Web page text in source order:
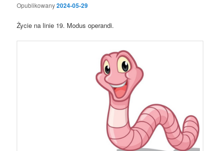
Opublikowany2024-05-29
Życie na linie 19. Modus operandi.